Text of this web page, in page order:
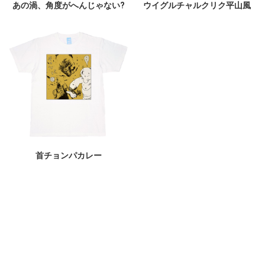
あの渦、角度がへんじゃない? ウイグルチャルクリク平山風
首チョンパカレー